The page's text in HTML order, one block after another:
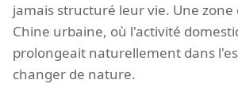
jamais structuré leur vie. Une zone
Chine urbaine, où l'activité
prolongeait naturellement dans
changer de nature.